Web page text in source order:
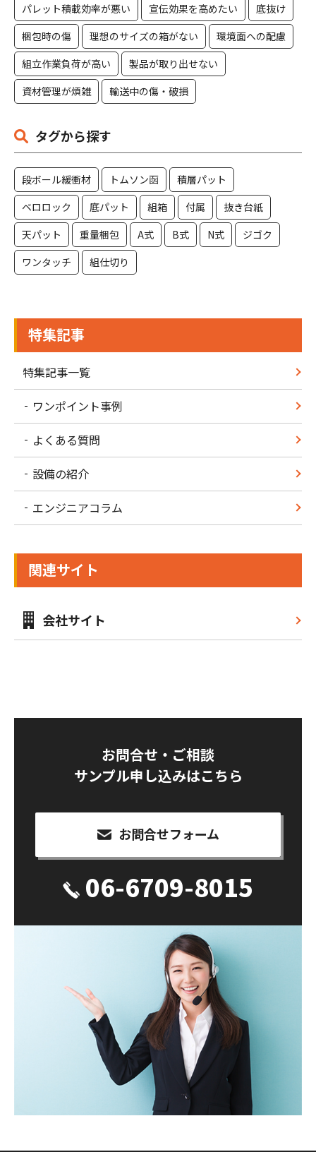
パレット積載効率が悪い
宣伝効果を高めたい
底抜け
梱包時の傷
理想のサイズの箱がない
環境面への配慮
組立作業負荷が高い
製品が取り出せない
資材管理が煩雑
輸送中の傷・破損
タグから探す
段ボール緩衝材 トムソン函
積層パット
ベロロック
底パット 組箱 付属
抜き台紙
天パット
重量梱包 A式 B式 N式
ジゴク
ワンタッチ
組仕切り
特集記事
特集記事一覧
ワンポイント事例
よくある質問
設備の紹介
エンジニアコラム
関連サイト
会社サイト
お問合せ・ご相談
サンプル申し込みはこちら
お問合せフォーム
06-6709-8015